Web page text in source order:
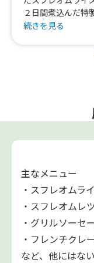
２日間煮込んだ特
ます。
続きを見る
主なメニュー
・スフレオム
・スフレオム
・グリルソー
・フレンチク
など、他にはな